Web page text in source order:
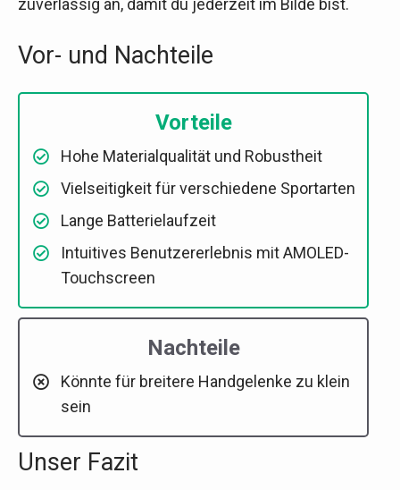
Vor- und Nachteile
Vorteile
Hohe Materialqualität und Robustheit
Vielseitigkeit für verschiedene Sportarten
Lange Batterielaufzeit
Intuitives Benutzererlebnis mit AMOLED-
Touchscreen
Nachteile
Könnte für breitere Handgelenke zu klein
sein
Unser Fazit